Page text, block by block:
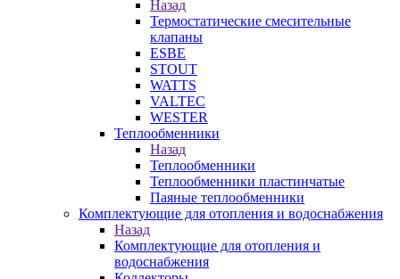
Назад
Термостатические смесительные
клапаны
ESBE
STOUT
WATTS
VALTEC
WESTER
Теплообменники
Назад
Теплообменники
Теплообменники пластинчатые
Паяные теплообменники
Комплектующие для отопления и водоснабжения
Назад
Комплектующие для отопления и
водоснабжения